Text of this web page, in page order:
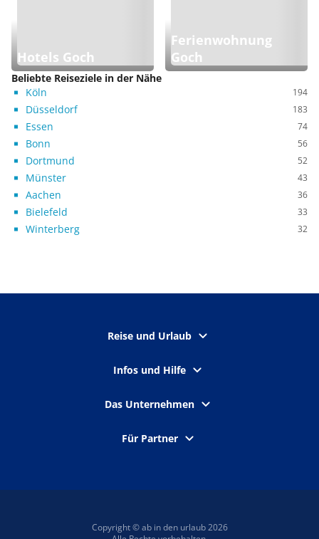
Hotels Goch
Ferienwohnung
Goch
Beliebte Reiseziele in der Nähe
Köln
194
Düsseldorf 183
Essen 74
Bonn 56
Dortmund 52
Münster 43
Aachen 36
Bielefeld 33
Winterberg 32
Reise und Urlaub
Infos und Hilfe
Das Unternehmen
Für Partner
Copyright © ab in den urlaub 2026